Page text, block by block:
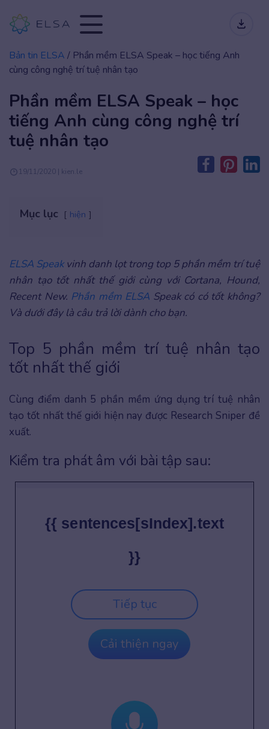
Bản tin ELSA / Phần mềm ELSA Speak – học tiếng Anh
cùng công nghệ trí tuệ nhân tạo
Phần mềm ELSA Speak – học
tiếng Anh cùng công nghệ trí
tuệ nhân tạo
19/11/2020 | kien.le
Mục lục hiện
ELSA Speakvinh danh lọt trong top 5 phần mềm trí tuệ
nhân tạo tốt nhất thế giới cùng với Cortana, Hound,
Recent New. Phần mềm ELSA Speak có có tốt không?
Và dưới đây là câu trả lời dành cho bạn.
Top 5 phần mềm trí tuệ nhân tạo
tốt nhất thế giới
Cùng điểm danh 5 phần mềm ứng dụng trí tuệ nhân
tạo tốt nhất thế giới hiện nay được Research Sniper đề
xuất.
Kiểm tra phát âm với bài tập sau:
{{ sentences[sIndex].text
}}
Tiếp tục
Cải thiện ngay